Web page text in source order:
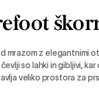
z elegantnimi
so lahki in gibljivi,
veliko prostora za